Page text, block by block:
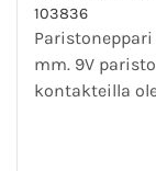
103836
mm. 9V
kontakteilla